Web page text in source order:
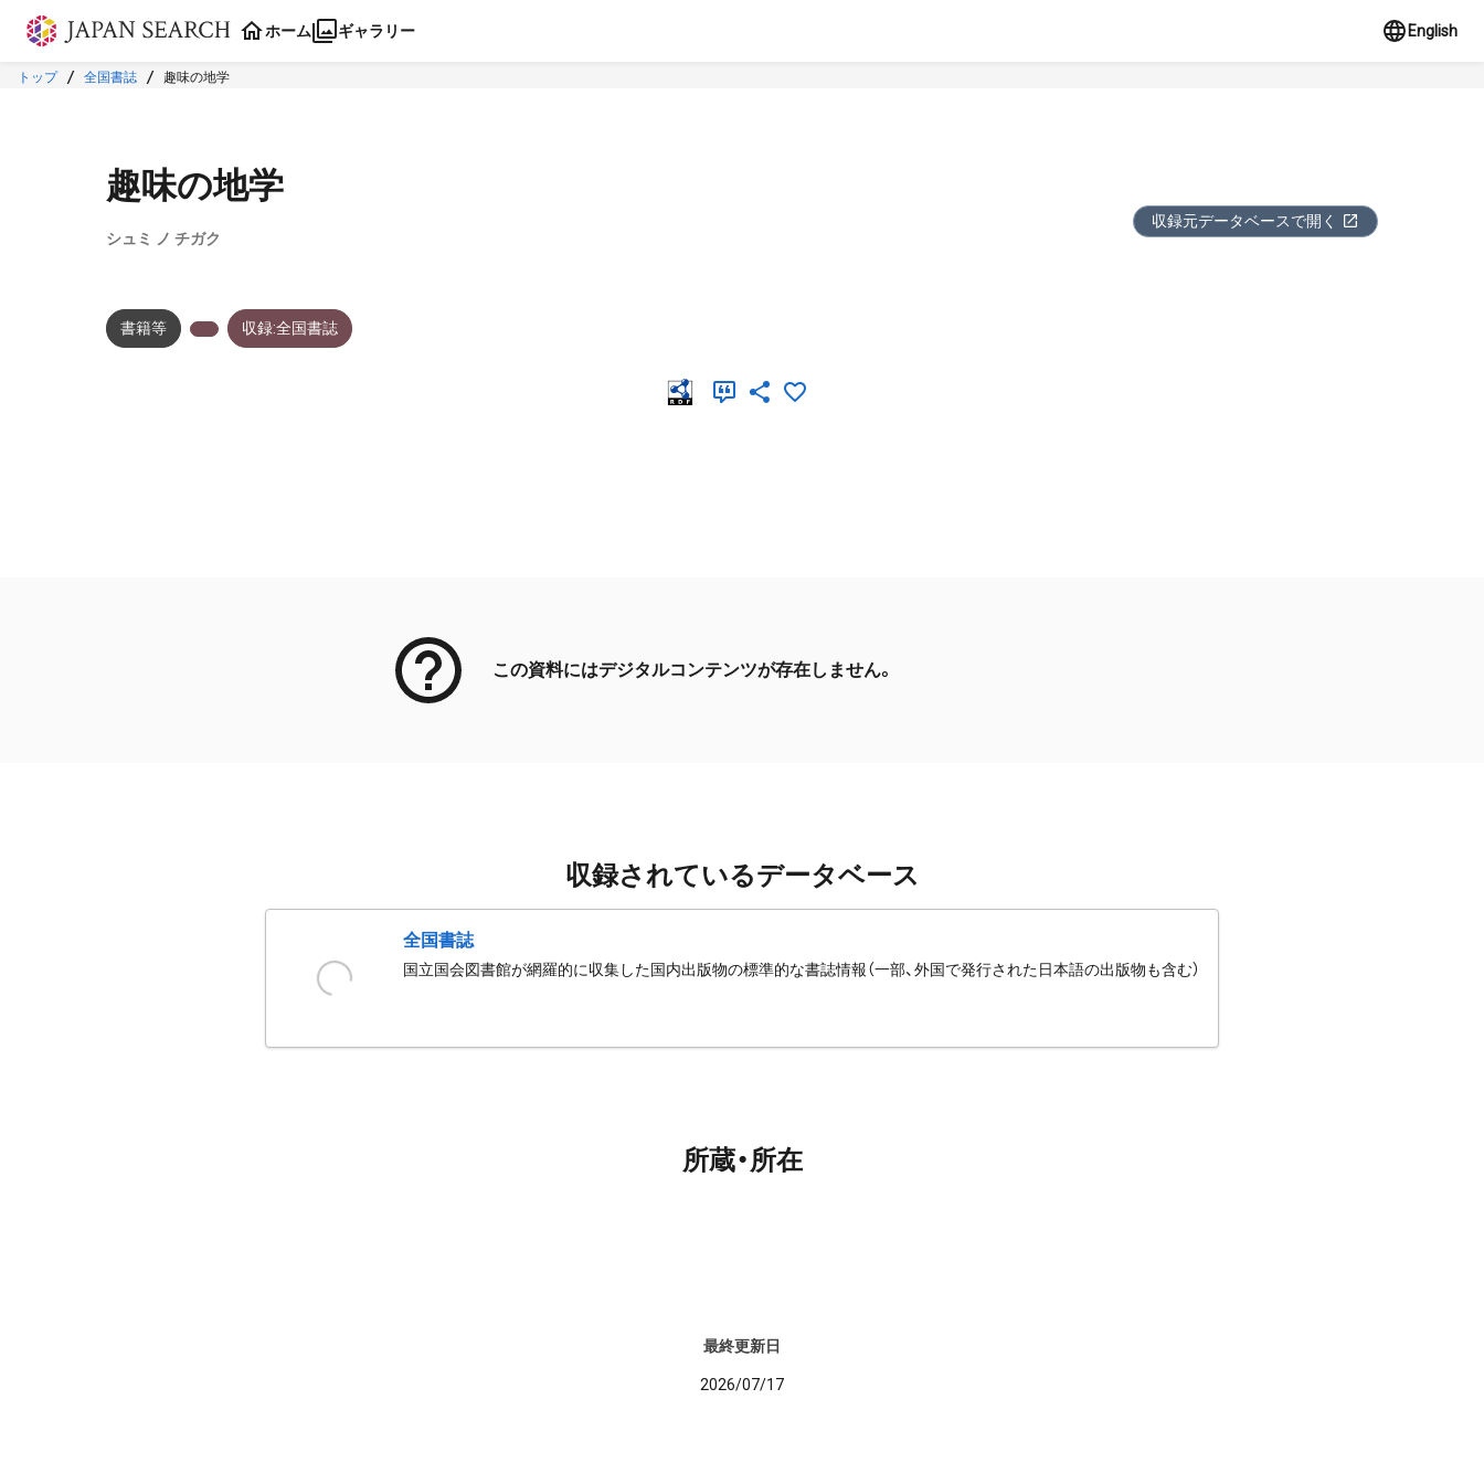
本文に飛ぶ
ホーム ギャラリー English
トップ 全国書誌 趣味の地学
趣味の地学
シュミ ノ チガク
収録元データベースで開く
書籍等 収録:全国書誌
この資料にはデジタルコンテンツが存在しません。
収録されているデータベース
全国書誌
国立国会図書館が網羅的に収集した国内出版物の標準的な書誌情報（一部、外国で発行された日本語の出版物も含む）
所蔵・所在
最終更新日
2026/07/17